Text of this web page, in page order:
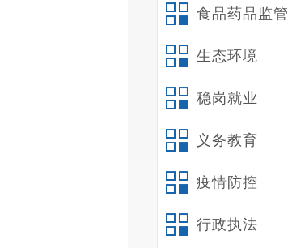
食品药品监管
生态环境
稳岗就业
义务教育
疫情防控
行政执法